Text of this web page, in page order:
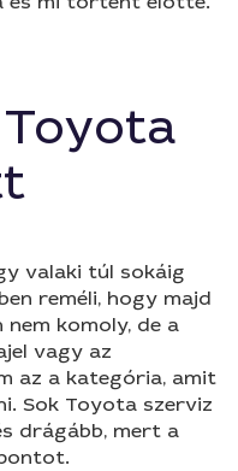
valaki túl sokáig
reméli, hogy majd
nem komoly, de a
vagy az
az a kategória, amit
Sok Toyota szerviz
drágább, mert a